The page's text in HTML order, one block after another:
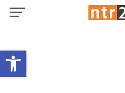
Open toolbar